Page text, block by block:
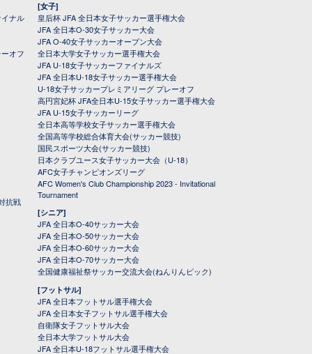
ナル
オフ
抗戦
[女子]
皇后杯 JFA 全日本女子サッカー選手権大会
JFA 全日本O-30女子サッカー大会
JFA O-40女子サッカーオープン大会
全日本大学女子サッカー選手権大会
JFA U-18女子サッカーファイナルズ
JFA 全日本U-18女子サッカー選手権大会
U-18女子サッカープレミアリーグ プレーオフ
高円宮妃杯 JFA全日本U-15女子サッカー選手権大会
JFA U-15女子サッカーリーグ
全日本高等学校女子サッカー選手権大会
全国高等学校総合体育大会(サッカー競技)
国民スポーツ大会(サッカー競技)
日本クラブユース女子サッカー大会（U-18）
AFC女子チャンピオンズリーグ
AFC Women's Club Championship 2023 - Invitational
Tournament
[シニア]
JFA 全日本O-40サッカー大会
JFA 全日本O-50サッカー大会
JFA 全日本O-60サッカー大会
JFA 全日本O-70サッカー大会
全国健康福祉祭サッカー交流大会(ねんりんピック)
[フットサル]
JFA 全日本フットサル選手権大会
JFA 全日本女子フットサル選手権大会
自衛隊女子フットサル大会
全日本大学フットサル大会
JFA 全日本U-18フットサル選手権大会